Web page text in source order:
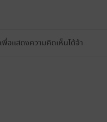
เพื่อแสดงความคิดเห็นได้จ้า